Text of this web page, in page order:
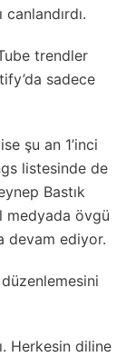
trendler
sadece
şu an 1’inci
listesinde de
Bastık
medyada övgü
devam ediyor.
düzenlemesini
Herkesin diline